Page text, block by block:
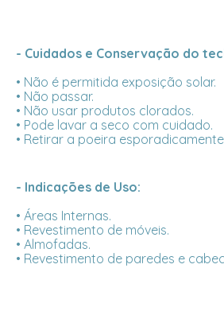
- Cuidados e Conservação do
• Não é permitida exposição solar.
• Não passar.
• Não usar produtos clorados.
• Pode lavar a seco com cuidado.
• Retirar a poeira
- Indicações de Uso:
• Áreas Internas.
• Revestimento de móveis.
• Almofadas.
• Revestimento de paredes e